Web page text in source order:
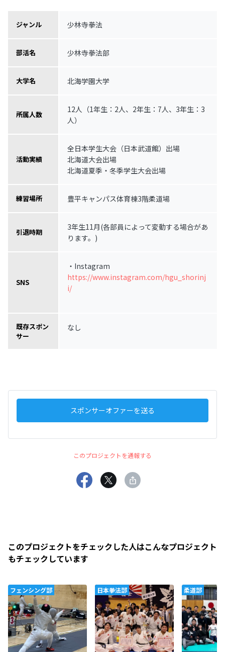
ジャンル 少林寺拳法
部活名 少林寺拳法部
大学名 北海学園大学
所属人数
12人（1年生：2人、2年生：7人、3年生：3
人）
活動実績
全日本学生大会（日本武道館）出場
北海道大会出場
北海道夏季・冬季学生大会出場
練習場所 豊平キャンパス体育棟3階柔道場
引退時期
3年生11月(各部員によって変動する場合があ
ります。)
SNS
・Instagram
https://www.instagram.com/hgu_shorinj
i/
既存スポン
サー
なし
スポンサーオファーを送る
このプロジェクトを通報する
このプロジェクトをチェックした人はこんなプロジェクト
もチェックしています
フェンシング部 日本拳法部 柔道部